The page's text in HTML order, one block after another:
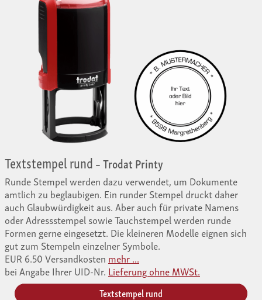
Textstempel rund– Trodat Printy
Runde Stempel werden dazu verwendet, um Dokumente
amtlich zu beglaubigen. Ein runder Stempel druckt daher
auch Glaubwürdigkeit aus. Aber auch für private Namens
oder Adressstempel sowie Tauchstempel werden runde
Formen gerne eingesetzt. Die kleineren Modelle eignen sich
gut zum Stempeln einzelner Symbole.
EUR 6.50 Versandkosten mehr ...
bei Angabe Ihrer UID-Nr. Lieferung ohne MWSt.
Textstempel rund